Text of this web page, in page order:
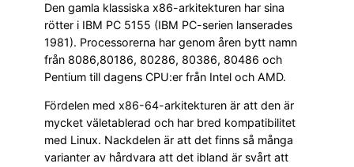
Den gamla klassiska x86-arkitekturen har sina
rötter i IBM PC 5155 (IBM PC-serien lanserades
1981). Processorerna har genom åren bytt namn
från 8086,80186, 80286, 80386, 80486 och
Pentium till dagens CPU:er från Intel och AMD.
Fördelen med x86-64-arkitekturen är att den är
mycket väletablerad och har bred kompatibilitet
med Linux. Nackdelen är att det finns så många
varianter av hårdvara att det ibland är svårt att